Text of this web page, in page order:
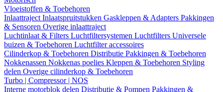
Vloeistoffen & Toebehoren
Inlaattraject Inlaatspruitstukken Gaskleppen & Adapters Pakkingen
& Sensoren Overige inlaattraject
Luchtinlaat & Filters Luchtfiltersystemen Luchtfilters Universele
buizen & Toebehoren Luchtfilter accessoires
Cilinderkop & Toebehoren Distributie Pakkingen & Toebehoren
Nokkenassen Nokkenas poelies Kleppen & Toebehoren Styling
delen Overige cilinderkop & Toebehoren
Turbo | Compressor | NOS
Interne motorblok delen Distributie & Pompen Pakkingen &